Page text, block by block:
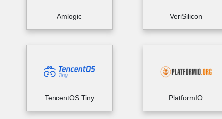
Amlogic VeriSilicon
TencentOS Tiny PlatformIO